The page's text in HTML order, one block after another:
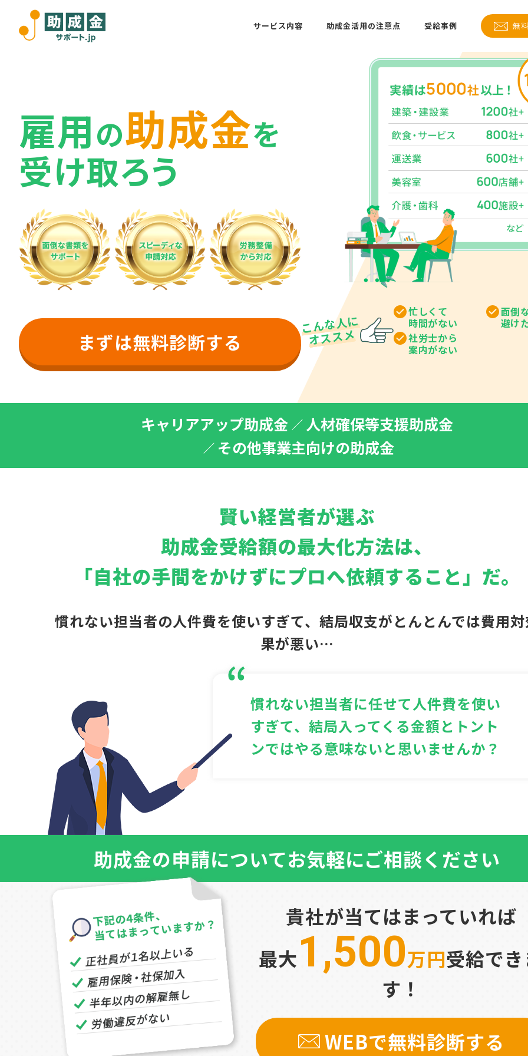
サービス内容 助成金活用の注意点 受給事例 無
雇用の助成金を
受け取ろう
まずは無料診断する
こんな人に
オススメ
忙しくて
時間がない
面倒
避け
社労士から
案内がない
キャリアアップ助成金
人材確保等支援助成金
その他事業主向けの助成金
賢い経営者が選ぶ
助成金受給額の最大化方法は、
「自社の手間をかけずにプロへ依頼すること」だ。
慣れない担当者の人件費を使いすぎて、結局収支がとんとんでは費用
果が悪い…
慣れない担当者に任せて人件費を使い
すぎて、結局入ってくる金額とトント
ンではやる意味ないと思いませんか？
助成金の申請についてお気軽にご相談ください
貴社が当てはまっていれば
最大1,500万円受給で
す！
WEBで無料診断する